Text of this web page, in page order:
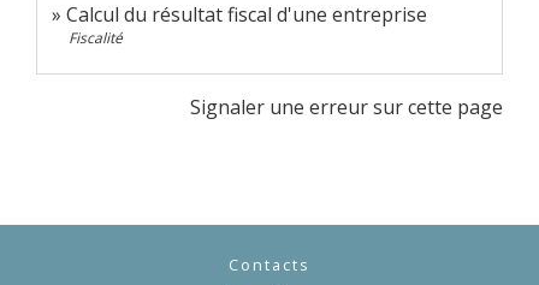
Calcul du résultat fiscal d'une entreprise
Fiscalité
Signaler une erreur sur cette page
Contacts